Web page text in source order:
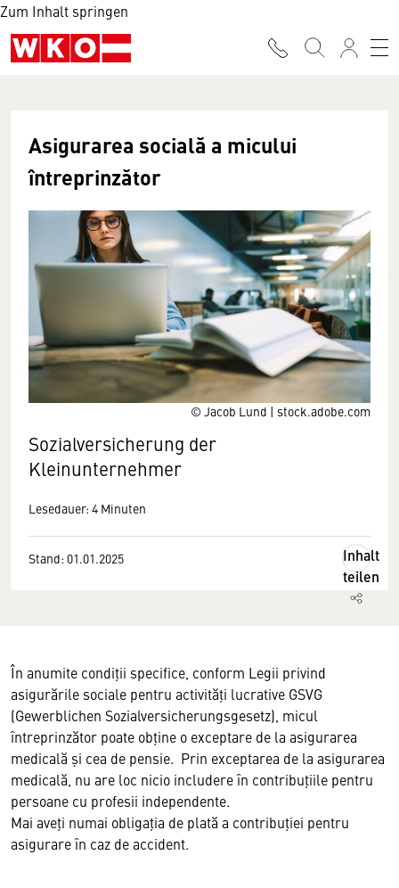
Zum Inhalt springen
© Jacob Lund | stock.adobe.com
Asigurarea socială a micului
întreprinzător
Sozialversicherung der
Kleinunternehmer
Lesedauer: 4 Minuten
Stand: 01.01.2025
Inhalt
teilen
În anumite condiţii specifice, conform Legii privind
asigurările sociale pentru activităţi lucrative GSVG
(Gewerblichen Sozialversicherungsgesetz), micul
întreprinzător poate obţine o exceptare de la asigurarea
medicală şi cea de pensie. Prin exceptarea de la asigurarea
medicală, nu are loc nicio includere în contribuţiile pentru
persoane cu profesii independente.
Mai aveţi numai obligaţia de plată a contribuţiei pentru
asigurare în caz de accident.